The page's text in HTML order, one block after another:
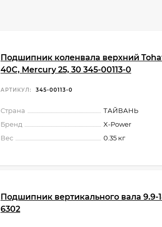
Подшипник коленвала верхний
40C, Mercury 25, 30 345-00113-0
АРТИКУЛ: 345-00113-0
Страна
ТАЙВАНЬ
Бренд
X-Power
Вес
0.35 кг
Подшипник вертикального вала 9.9-
6302